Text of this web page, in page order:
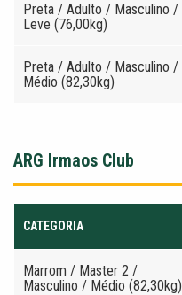
Preta / Adulto / Masculino /
Leve (76,00kg)
Preta / Adulto / Masculino /
Médio (82,30kg)
ARG Irmaos Club
CATEGORIA
Marrom / Master 2 /
Masculino / Médio (82,30kg)